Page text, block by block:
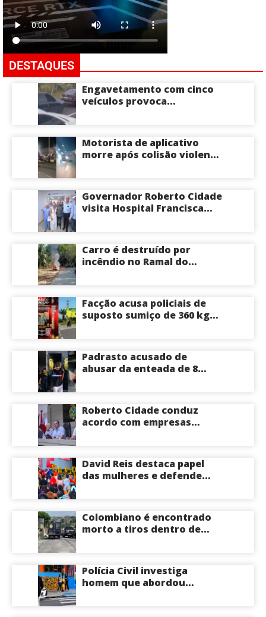
DESTAQUES
Engavetamento com cinco
veículos provoca
Manaus
Motorista de aplicativo
morre após colisão violenta
Governador Roberto Cidade
visita Hospital Francisca
cirurgias cardíacas
pediátricas
Carro é destruído por
incêndio no Ramal do
Facção acusa policiais de
suposto sumiço de 360 kg
Padrasto acusado de
abusar da enteada de 8
menina pode perder o útero
Roberto Cidade conduz
acordo com empresas
David Reis destaca papel
das mulheres e defende
Almeida ao Governo do
Amazonas
Colombiano é encontrado
morto a tiros dentro de
Polícia Civil investiga
homem que abordou